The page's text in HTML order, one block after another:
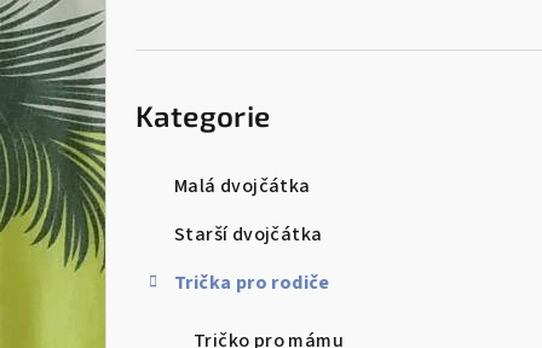
r
a
n
n
í
p
Kategorie
Malá dvojčátka
Starší dvojčátka
Trička pro rodiče
Tričko pro mámu